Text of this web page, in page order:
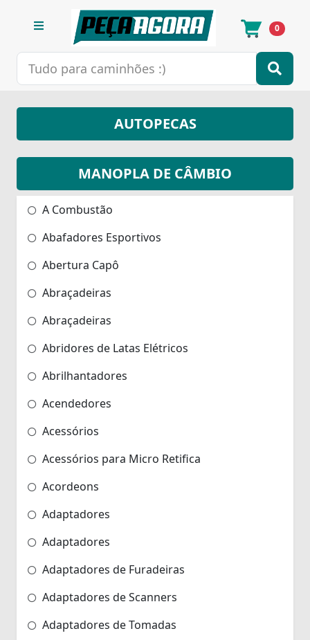
0
AUTOPECAS
MANOPLA DE CÂMBIO
A Combustão
Abafadores Esportivos
Abertura Capô
Abraçadeiras
Abraçadeiras
Abridores de Latas Elétricos
Abrilhantadores
Acendedores
Acessórios
Acessórios para Micro Retifica
Acordeons
Adaptadores
Adaptadores
Adaptadores de Furadeiras
Adaptadores de Scanners
Adaptadores de Tomadas